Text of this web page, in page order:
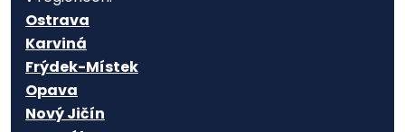
Ostrava
Karviná
Frýdek-Místek
Opava
Nový Jičín